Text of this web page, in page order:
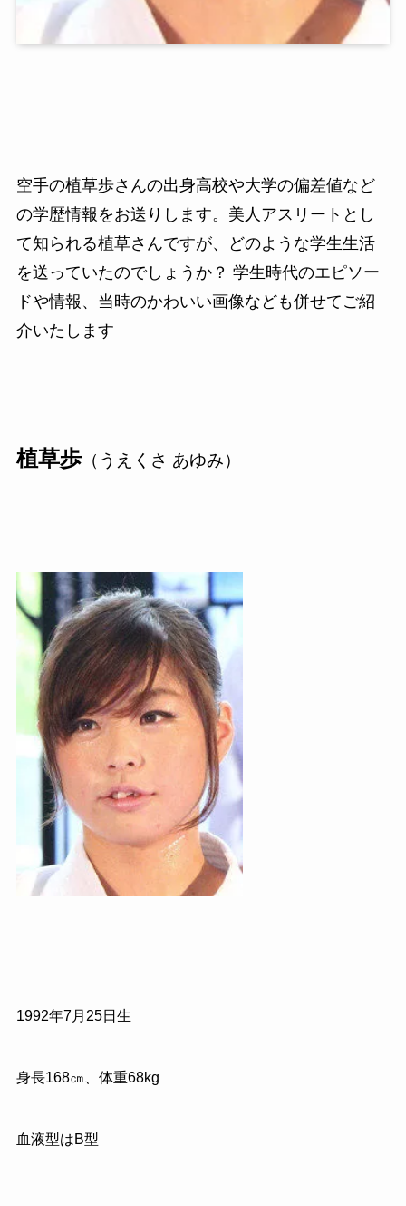
空手の植草歩さんの出身高校や大学の偏差値など
の学歴情報をお送りします。美人アスリートとし
て知られる植草さんですが、どのような学生生活
を送っていたのでしょうか？ 学生時代のエピソー
ドや情報、当時のかわいい画像なども併せてご紹
介いたします
植草歩（うえくさ あゆみ）
1992年7月 25日生
身長168㎝、体重68kg
血液型はB型